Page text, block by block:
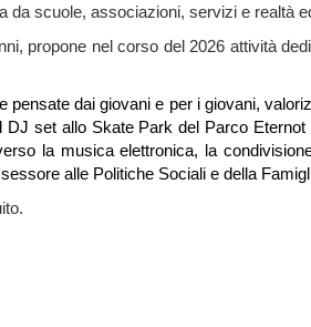
da scuole, associazioni, servizi e realtà
propone nel corso del 2026 attività
pensate dai giovani e per i giovani,
set allo Skate Park del Parco
la musica elettronica, la
alle Politiche Sociali e della